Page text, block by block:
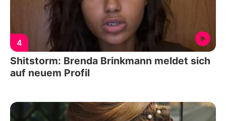
4
Shitstorm: Brenda Brinkmann meldet sich
auf neuem Profil